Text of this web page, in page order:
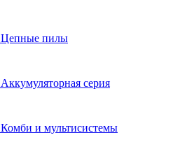
Цепные пилы
Аккумуляторная серия
Комби и мультисистемы